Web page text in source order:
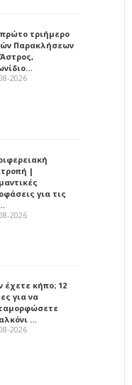
τριήμερο
Παρακλήσεων
2026
|
για τις
2026
έχετε κήπο; 12
για να
…
2026